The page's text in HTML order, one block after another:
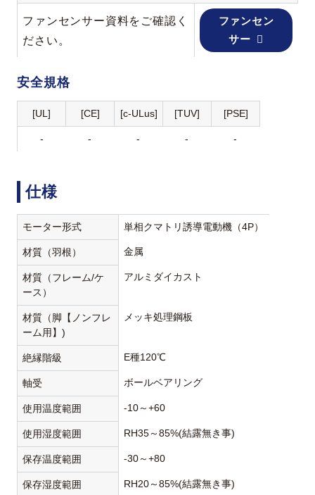
ファンセンサー資料をご確認く
ださい。
ファンセン
サー
安全規格
[UL] [CE] [c-ULus] [TUV] [PSE]
- - - - -
仕様
モーター形式 単相クマトリ誘導電動機（4P）
材質（羽根） 金属
材質（フレーム/ケ
ース）
アルミダイカスト
材質（脚【ノンフレ
ーム用】)
メッキ処理鋼板
絶縁階級 E種120℃
軸受 ボールベアリング
使用温度範囲 -10～+60
使用湿度範囲 RH35～85%(結露無き事)
保存温度範囲 -30～+80
保存湿度範囲 RH20～85%(結露無き事)